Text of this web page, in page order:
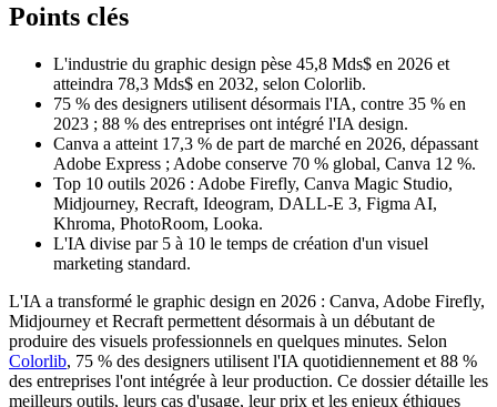
Points clés
L'industrie du graphic design pèse 45,8 Mds$ en 2026 et
atteindra 78,3 Mds$ en 2032, selon Colorlib.
75 % des designers utilisent désormais l'IA, contre 35 % en
2023 ; 88 % des entreprises ont intégré l'IA design.
Canva a atteint 17,3 % de part de marché en 2026, dépassant
Adobe Express ; Adobe conserve 70 % global, Canva 12 %.
Top 10 outils 2026 : Adobe Firefly, Canva Magic Studio,
Midjourney, Recraft, Ideogram, DALL-E 3, Figma AI,
Khroma, PhotoRoom, Looka.
L'IA divise par 5 à 10 le temps de création d'un visuel
marketing standard.
L'IA a transformé le graphic design en 2026 : Canva, Adobe Firefly,
Midjourney et Recraft permettent désormais à un débutant de
produire des visuels professionnels en quelques minutes. Selon
Colorlib, 75 % des designers utilisent l'IA quotidiennement et 88 %
des entreprises l'ont intégrée à leur production. Ce dossier détaille les
meilleurs outils, leurs cas d'usage, leur prix et les enjeux éthiques